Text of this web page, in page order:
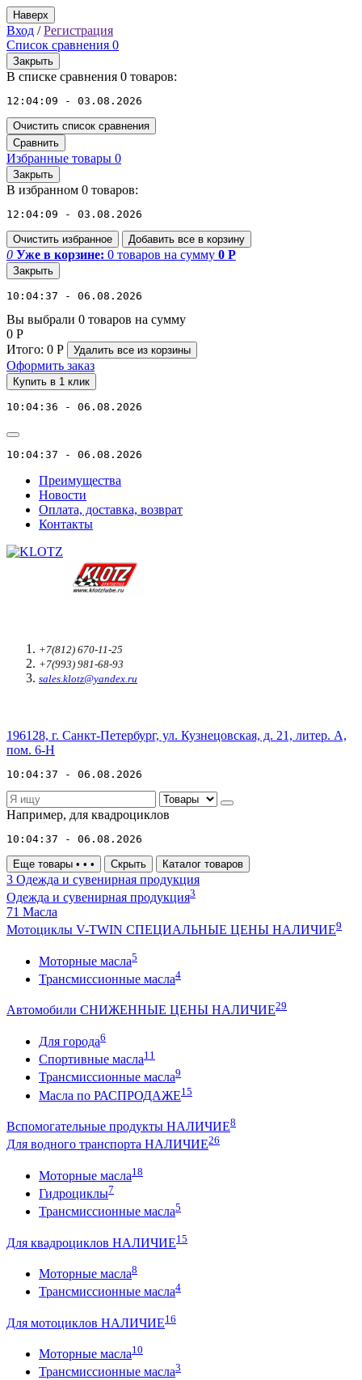
Наверх
Вход /Регистрация
Список сравнения 0
Закрыть
В списке сравнения 0 товаров:
12:04:09 - 03.08.2026
Очистить список сравнения
Сравнить
Избранные товары 0
Закрыть
В избранном 0 товаров:
12:04:09 - 03.08.2026
Очистить избранное Добавить все в корзину
0 Уже в корзине: 0 товаров на сумму 0 Р
Закрыть
10:04:37 - 06.08.2026
Вы выбрали 0 товаров на сумму
0 Р
Итого: 0 Р Удалить все из корзины
Оформить заказ
Купить в 1 клик
10:04:36 - 06.08.2026
10:04:37 - 06.08.2026
Преимущества
Новости
Оплата, доставка, возврат
Контакты
+7(812) 670-11-25
+7(993) 981-68-93
sales.klotz@yandex.ru
196128, г. Санкт-Петербург, ул. Кузнецовская, д. 21, литер. А,
пом. 6-Н
10:04:37 - 06.08.2026
Например, для квадроциклов
10:04:37 - 06.08.2026
Еще товары • • • Скрыть Каталог товаров
3 Одежда и сувенирная продукция
Одежда и сувенирная продукция3
71 Масла
Мотоциклы V-TWIN СПЕЦИАЛЬНЫЕ ЦЕНЫ НАЛИЧИЕ9
Моторные масла5
Трансмиссионные масла4
Автомобили СНИЖЕННЫЕ ЦЕНЫ НАЛИЧИЕ29
Для города6
Спортивные масла11
Трансмиссионные масла9
Масла по РАСПРОДАЖЕ15
Вспомогательные продукты НАЛИЧИЕ8
Для водного транспорта НАЛИЧИЕ26
Моторные масла18
Гидроциклы7
Трансмиссионные масла5
Для квадроциклов НАЛИЧИЕ15
Моторные масла8
Трансмиссионные масла4
Для мотоциклов НАЛИЧИЕ16
Моторные масла10
Трансмиссионные масла3